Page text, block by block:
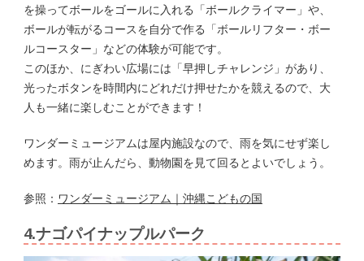
を操ってボールをゴールに入れる「ボールクライマー」や、
ボールが転がるコースを自分で作る「ボールリフター・ボー
ルコースター」などの体験が可能です。
このほか、にぎわい広場には「早押しチャレンジ」があり、
光ったボタンを時間内にどれだけ押せたかを競えるので、大
人も一緒に楽しむことができます！
ワンダーミュージアムは屋内施設なので、雨を気にせず楽し
めます。雨が止んだら、動物園を見て回るとよいでしょう。
参照： ワンダーミュージアム｜沖縄こどもの国
4.ナゴパイナップルパーク